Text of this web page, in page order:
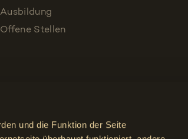
und die Funktion der Seite
Ausbildung
Offene Stellen